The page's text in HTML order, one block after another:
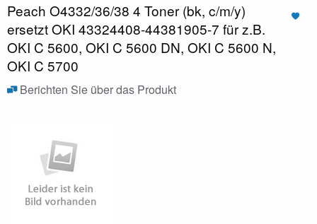
Peach O4332/36/38 4 Toner (bk, c/m/y)
ersetzt OKI 43324408-44381905-7 für z.B.
OKI C 5600, OKI C 5600 DN, OKI C 5600 N,
OKI C 5700
Berichten Sie über das Produkt